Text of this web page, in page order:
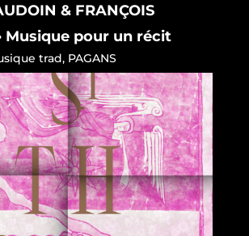
& FRANÇOIS
Musique pour un récit
trad, PAGANS